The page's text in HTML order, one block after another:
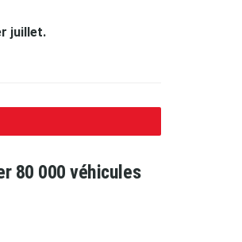
juillet.
80 000 véhicules